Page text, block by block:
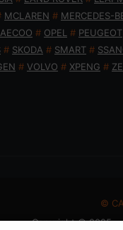
MCLAREN # MERCEDES-
# OPEL # PEUGEOT
# SKODA # SMART #
# VOLVO # XPENG #
©
Copyright © 2025 -